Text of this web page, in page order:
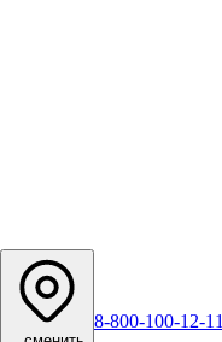
8-800-100-12-11